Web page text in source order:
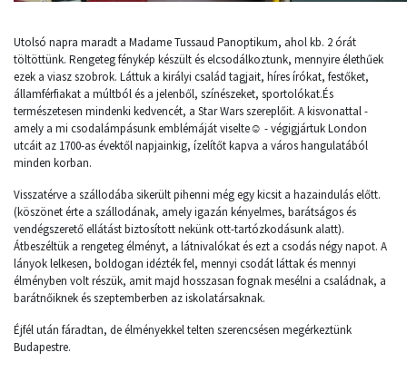
Utolsó napra maradt a Madame Tussaud Panoptikum, ahol kb. 2 órát
töltöttünk. Rengeteg fénykép készült és elcsodálkoztunk, mennyire élethűek
ezek a viasz szobrok. Láttuk a királyi család tagjait, híres írókat, festőket,
államférfiakat a múltból és a jelenből, színészeket, sportolókat.És
természetesen mindenki kedvencét, a Star Wars szereplőit. A kisvonattal -
amely a mi csodalámpásunk emblémáját viselte☺ - végigjártuk London
utcáit az 1700-as évektől napjainkig, ízelítőt kapva a város hangulatából
minden korban.
Visszatérve a szállodába sikerült pihenni még egy kicsit a hazaindulás előtt.
(köszönet érte a szállodának, amely igazán kényelmes, barátságos és
vendégszerető ellátást biztosított nekünk ott-tartózkodásunk alatt).
Átbeszéltük a rengeteg élményt, a látnivalókat és ezt a csodás négy napot. A
lányok lelkesen, boldogan idézték fel, mennyi csodát láttak és mennyi
élményben volt részük, amit majd hosszasan fognak mesélni a családnak, a
barátnőiknek és szeptemberben az iskolatársaknak.
Éjfél után fáradtan, de élményekkel telten szerencsésen megérkeztünk
Budapestre.